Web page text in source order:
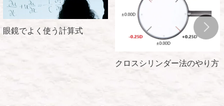
眼鏡でよく使う計算式
クロスシリンダー法のやり方